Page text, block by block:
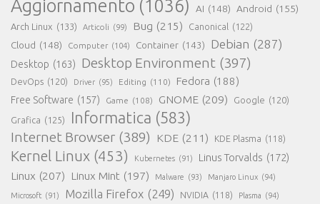
Aggiornamento (1036) AI (148) Android (155)
Arch Linux (133) Articoli (99) Bug (215) Canonical (122)
Cloud (148) Computer (104) Container (143) Debian (287)
Desktop (163) Desktop Environment (397)
DevOps (120) Driver (95) Editing (110) Fedora (188)
Free Software (157) Game (108) GNOME (209) Google (120)
Grafica (125) Informatica (583)
Internet Browser (389) KDE (211) KDE Plasma (118)
Kernel Linux (453) Kubernetes (91) Linus Torvalds (172)
Linux (207) Linux Mint (197) Malware (93) Manjaro Linux (94)
Microsoft (91) Mozilla Firefox (249) NVIDIA (118) Plasma (94)